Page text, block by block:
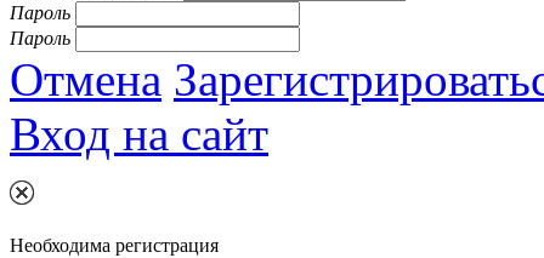
Пароль
Пароль
Отмена
Вход на сайт
Необходима регистрация